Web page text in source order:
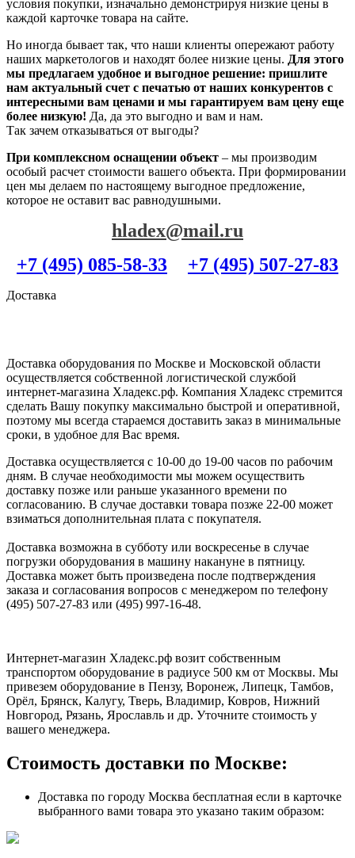
условия покупки, изначально демонстрируя низкие цены в
каждой карточке товара на сайте.
Но иногда бывает так, что наши клиенты опережают работу
наших маркетологов и находят более низкие цены. Для этого
мы предлагаем удобное и выгодное решение: пришлите
нам актуальный счет с печатью от наших конкурентов с
интересными вам ценами и мы гарантируем вам цену еще
более низкую! Да, да это выгодно и вам и нам.
Так зачем отказываться от выгоды?
При комплексном оснащении объект – мы производим
особый расчет стоимости вашего объекта. При формировании
цен мы делаем по настоящему выгодное предложение,
которое не оставит вас равнодушными.
hladex@mail.ru
+7 (495) 085-58-33
+7 (495) 507-27-83
Доставка
Доставка оборудования по Москве и Московской области
осуществляется собственной логистической службой
интернет-магазина Хладекс.рф. Компания Хладекс стремится
сделать Вашу покупку максимально быстрой и оперативной,
поэтому мы всегда стараемся доставить заказ в минимальные
сроки, в удобное для Вас время.
Доставка осуществляется с 10-00 до 19-00 часов по рабочим
дням. В случае необходимости мы можем осуществить
доставку позже или раньше указанного времени по
согласованию. В случае доставки товара позже 22-00 может
взиматься дополнительная плата с покупателя.
Доставка возможна в субботу или воскресенье в случае
погрузки оборудования в машину накануне в пятницу.
Доставка может быть произведена после подтверждения
заказа и согласования вопросов с менеджером по телефону
(495) 507-27-83 или (495) 997-16-48.
Интернет-магазин Хладекс.рф возит собственным
транспортом оборудование в радиусе 500 км от Москвы. Мы
привезем оборудование в Пензу, Воронеж, Липецк, Тамбов,
Орёл, Брянск, Калугу, Тверь, Владимир, Ковров, Нижний
Новгород, Рязань, Ярославль и др. Уточните стоимость у
вашего менеджера.
Стоимость доставки по Москве:
Доставка по городу Москва бесплатная если в карточке
выбранного вами товара это указано таким образом: